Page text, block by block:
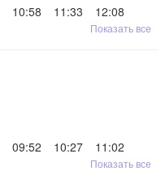
10:58 11:33
12:08
Показать все
09:52 10:27
11:02
Показать все